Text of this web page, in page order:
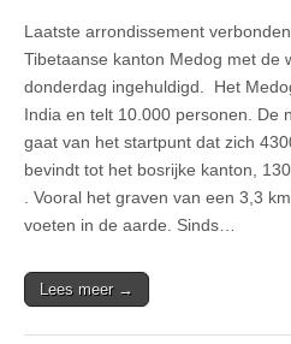
Laatste arrondissement
Tibetaanse kanton Medog met de
donderdag ingehuldigd. Het
India en telt 10.000 personen. De
gaat van het startpunt dat zich
bevindt tot het bosrijke kanton,
. Vooral het graven van een 3,3
voeten in de aarde. Sinds…
Lees meer →